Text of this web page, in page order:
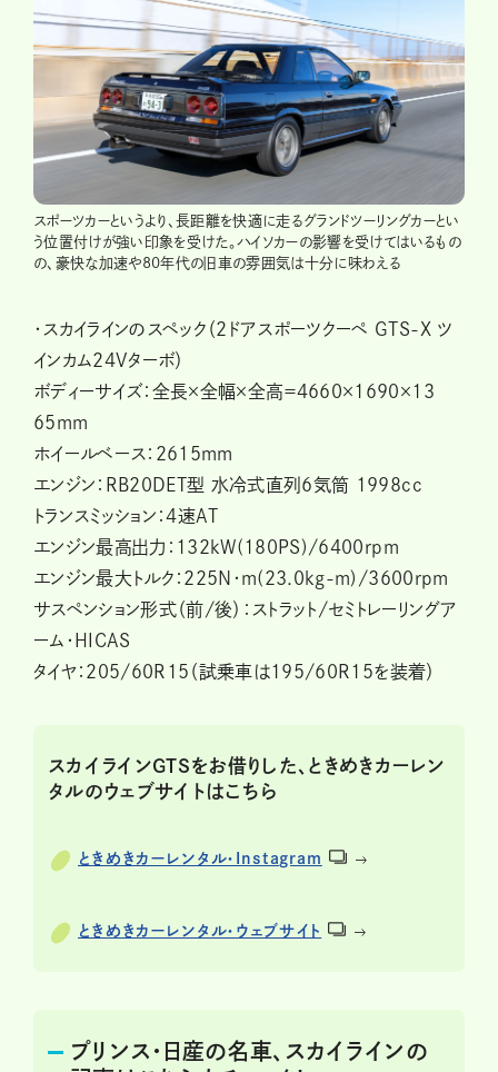
スポーツカーというより、長距離を快適に走るグランドツーリングカーとい
う位置付けが強い印象を受けた。ハイソカーの影響を受けてはいるもの
の、豪快な加速や80年代の旧車の雰囲気は十分に味わえる
・スカイラインのスペック（2ドアスポーツクーペ GTS-X ツ
インカム24Vターボ）
ボディーサイズ：全長×全幅×全高＝４660×169０×1３
65mm
ホイールベース：2615mm
エンジン：RB20DET型 水冷式直列6気筒 1998cc
トランスミッション：4速AT
エンジン最高出力：132kW(180PS)/6400rpm
エンジン最大トルク：225N・m(23.0kg-m)/3600rpm
サスペンション形式（前/後）：ストラット/セミトレーリングア
ーム・HICAS
タイヤ：２０５/６0R15（試乗車は195/60R15を装着）
スカイラインGTSをお借りした、ときめきカーレン
タルのウェブサイトはこちら
ときめきカーレンタル・Instagram
ときめきカーレンタル・ウェブサイト
プリンス・日産の名車、スカイラインの